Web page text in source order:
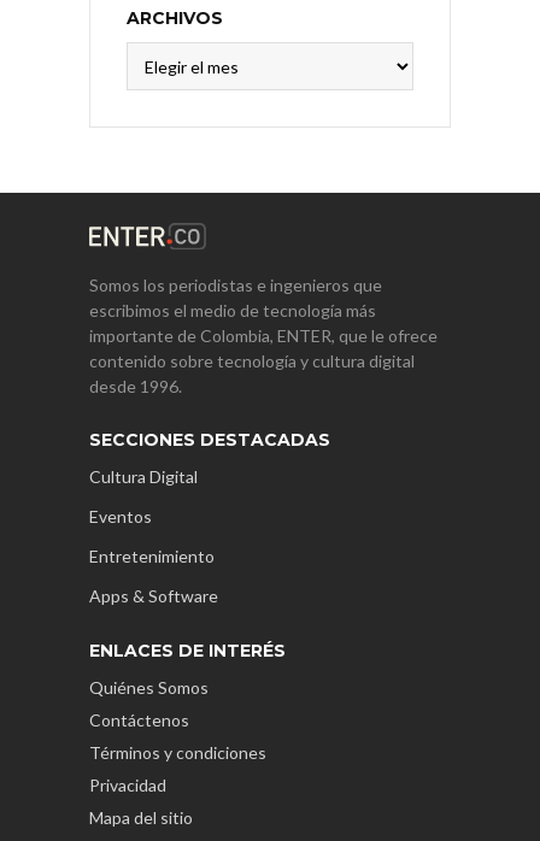
ARCHIVOS
Somos los periodistas e ingenieros que
escribimos el medio de tecnología más
importante de Colombia, ENTER, que le ofrece
contenido sobre tecnología y cultura digital
desde 1996.
SECCIONES DESTACADAS
Cultura Digital
Eventos
Entretenimiento
Apps & Software
ENLACES DE INTERÉS
Quiénes Somos
Contáctenos
Términos y condiciones
Privacidad
Mapa del sitio